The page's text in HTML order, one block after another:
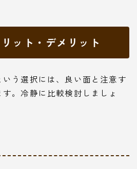
ット・デメリット
いう選択には、良い面と注意す
。冷静に比較検討しましょ